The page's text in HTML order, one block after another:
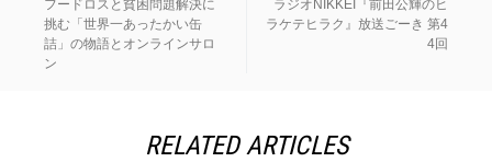
フードロスと貧困問題解決に
挑む「世界一あったかい缶
詰」の物語とオンラインサロ
ン
ラジオNIKKEI『前田公輝のヒ
ラケテヒラク』放送ごーき 第4
4回
RELATED ARTICLES